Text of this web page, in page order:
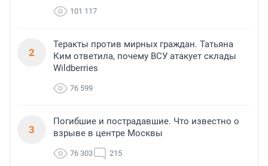
101 117
2
Теракты против мирных граждан. Татьяна
Ким ответила, почему ВСУ атакует склады
Wildberries
76 599
3
Погибшие и пострадавшие. Что известно о
взрыве в центре Москвы
76 303 215